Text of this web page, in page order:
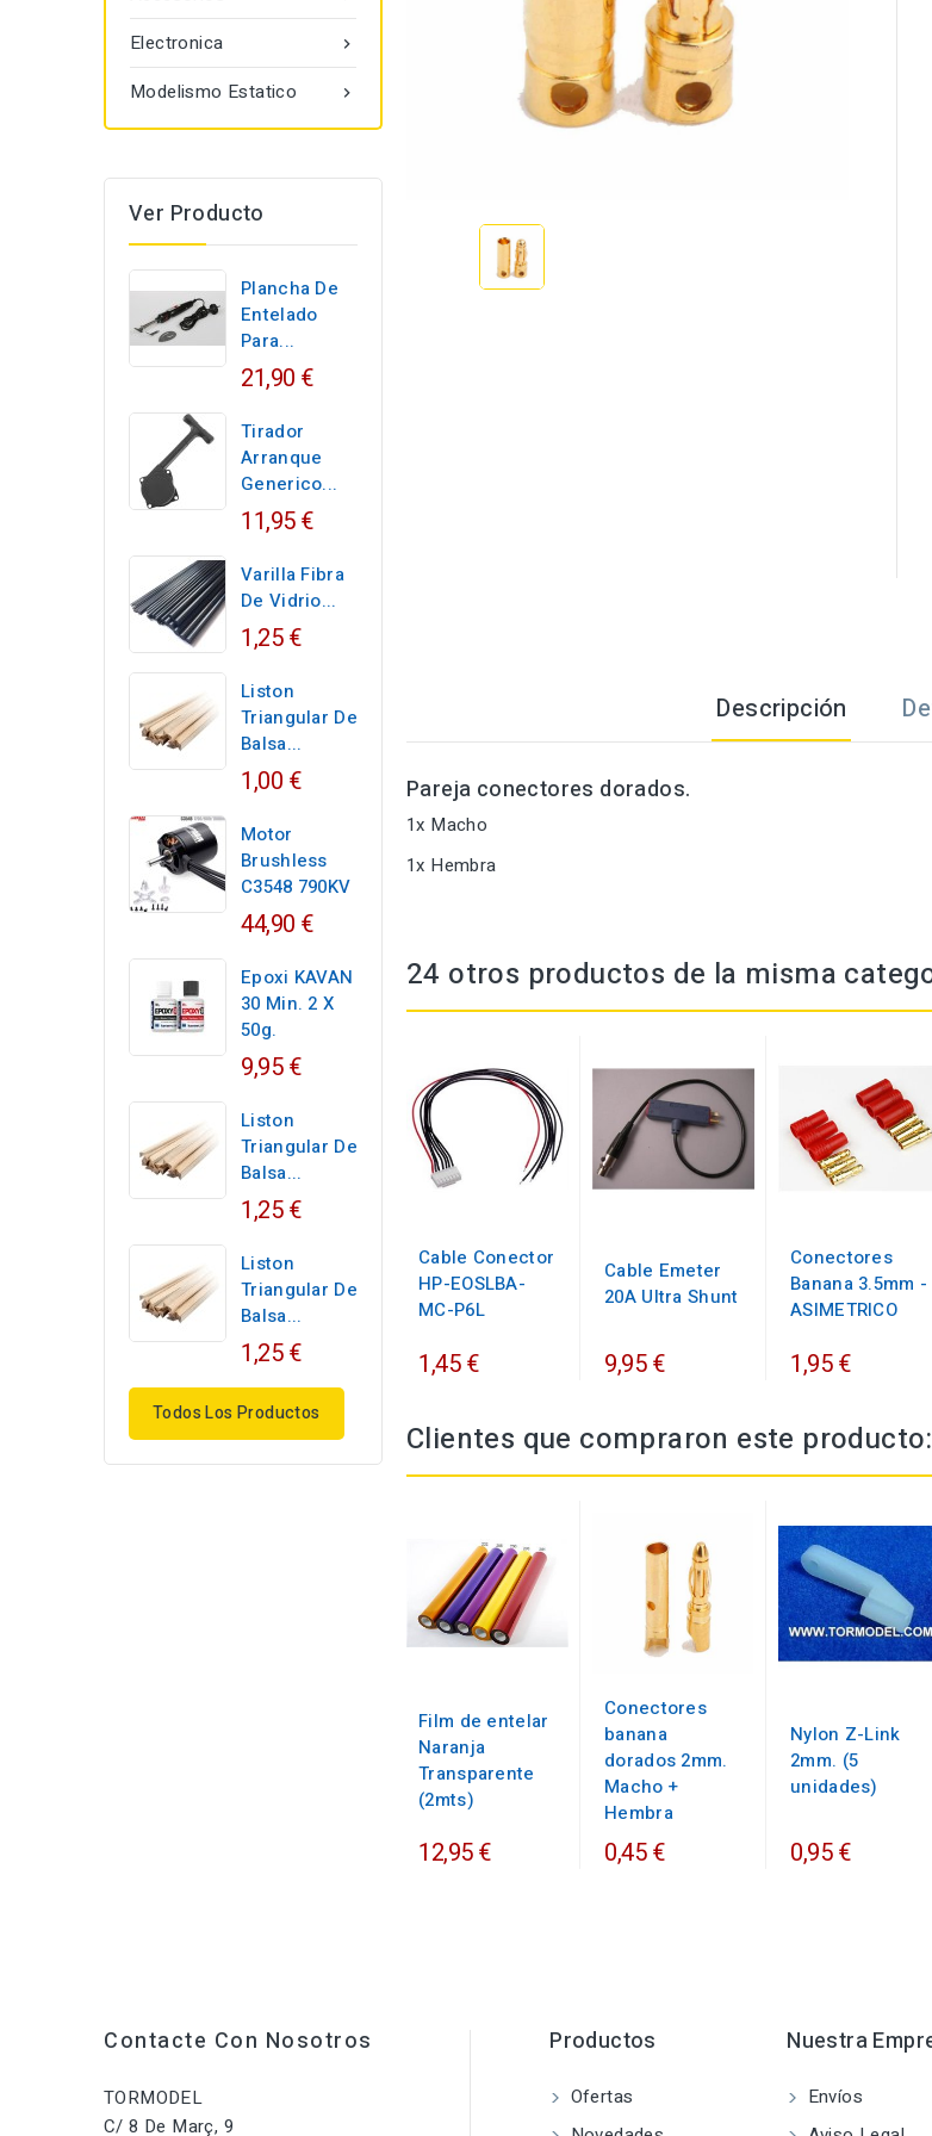

Electronica

Modelismo Estatico
Ver Producto
Plancha De
Entelado
Para...
21,90 €
Tirador
Arranque
Generico...
11,95 €
Varilla Fibra
De Vidrio...
1,25 €
Liston
Triangular De
Balsa...
1,00 €
Motor
Brushless
C3548 790KV
44,90 €
Epoxi KAVAN
30 Min. 2 X
50g.
9,95 €
Liston
Triangular De
Balsa...
1,25 €
Liston
Triangular De
Balsa...
1,25 €
Todos Los Productos
Descripción
Pareja conectores dorados.
1x Macho
1x Hembra
24 otros productos de la misma
Cable Conector
HP-EOSLBA-
MC-P6L
1,45 €
Cable Emeter
20A Ultra Shunt
9,95 €
Conectores
Banana 3.5mm -
ASIMETRICO
1,95 €
Clientes que compraron este producto:
Film de entelar
Naranja
Transparente
(2mts)
12,95 €
Conectores
banana
dorados 2mm.
Macho +
Hembra
0,45 €
Nylon Z-Link
2mm. (5
unidades)
0,95 €
Contacte Con Nosotros
TORMODEL
C/ 8 De Març, 9
Productos
Ofertas
Nuestra
Envíos